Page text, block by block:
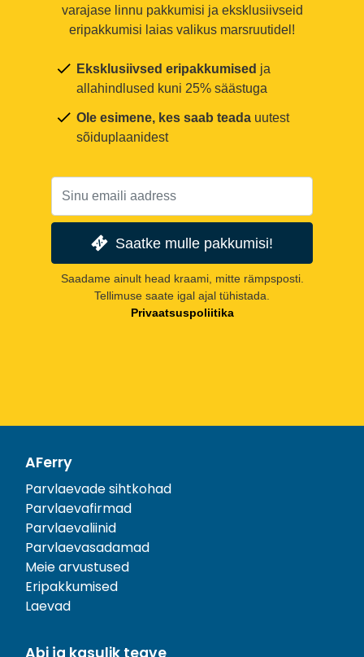
varajase linnu pakkumisi ja eksklusiivseid
eripakkumisi laias valikus marsruutidel!
Eksklusiivsed eripakkumised ja
allahindlused kuni 25% säästuga
Ole esimene, kes saab teada uutest
sõiduplaanidest
Saatke mulle pakkumisi!
Saadame ainult head kraami, mitte rämpsposti.
Tellimuse saate igal ajal tühistada.
Privaatsuspoliitika
AFerry
Parvlaevade sihtkohad
Parvlaevafirmad
Parvlaevaliinid
Parvlaevasadamad
Meie arvustused
Eripakkumised
Laevad